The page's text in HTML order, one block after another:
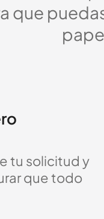
que
tu solicitud y
que todo